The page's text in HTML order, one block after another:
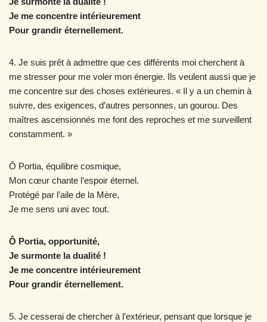
Je me concentre intérieurement
Pour grandir éternellement.
4. Je suis prêt à admettre que ces différents moi cherchent à
me stresser pour me voler mon énergie. Ils veulent aussi que je
me concentre sur des choses extérieures. « Il y a un chemin à
suivre, des exigences, d’autres personnes, un gourou. Des
maîtres ascensionnés me font des reproches et me surveillent
constamment. »
Ô Portia, équilibre cosmique,
Mon cœur chante l’espoir éternel.
Protégé par l’aile de la Mère,
Je me sens uni avec tout.
Ô Portia, opportunité,
Je surmonte la dualité !
Je me concentre intérieurement
Pour grandir éternellement.
5. Je cesserai de chercher à l’extérieur, pensant que lorsque je